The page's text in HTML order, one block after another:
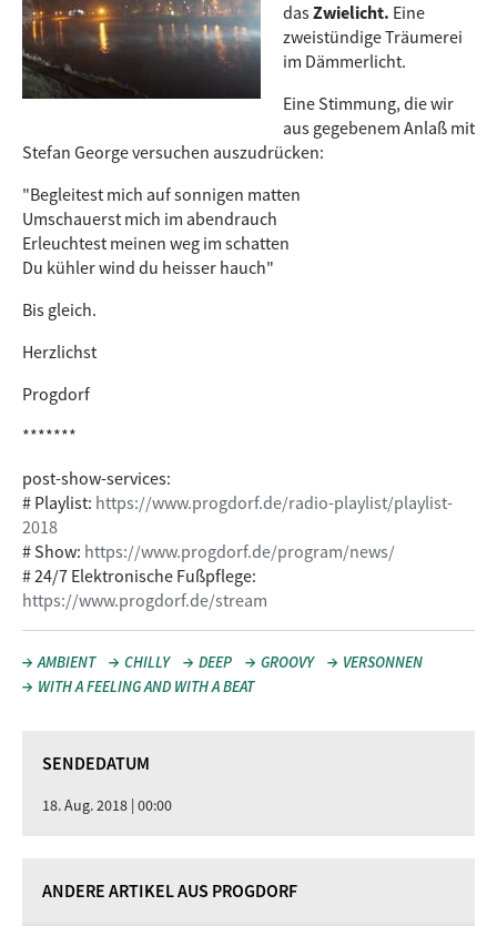
dasZwielicht. Eine
zweistündige Träumerei
im Dämmerlicht.
Eine Stimmung, die wir
aus gegebenem Anlaß mit
Stefan George versuchen auszudrücken:
"Begleitest mich auf sonnigen matten
Umschauerst mich im abendrauch
Erleuchtest meinen weg im schatten
Du kühler wind du heisser hauch"
Bis gleich.
Herzlichst
Progdorf
*******
post-show-services:
# Playlist: https://www.progdorf.de/radio-playlist/playlist-
2018
# Show: https://www.progdorf.de/program/news/
# 24/7 Elektronische Fußpflege:
https://www.progdorf.de/stream
AMBIENT CHILLY DEEP GROOVY
VERSONNEN
WITH A FEELING AND WITH A BEAT
SENDEDATUM
18. Aug. 2018 | 00:00
ANDERE ARTIKEL AUS PROGDORF